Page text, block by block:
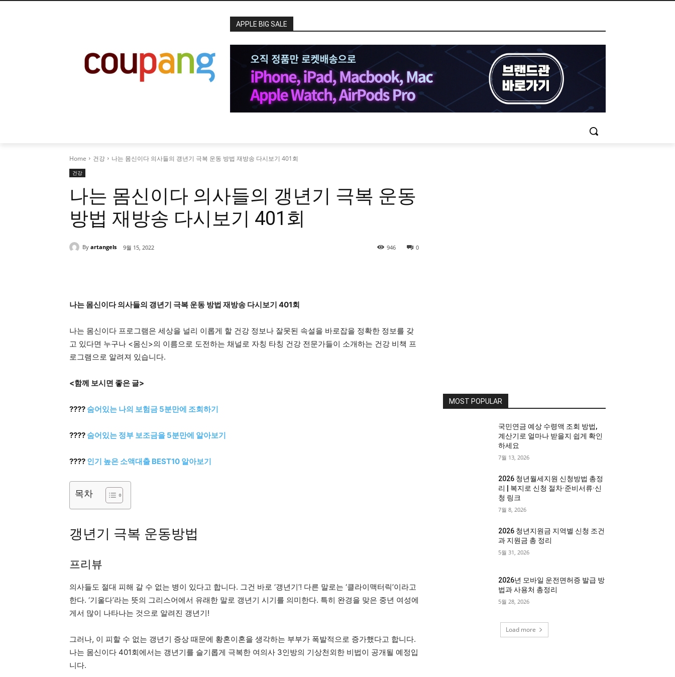
APPLE BIG SALE
Home 건강 나는 몸신이다 의사들의 갱년기 극복 운동 방법 재방송 다시보기 401회
건강
나는 몸신이다 의사들의 갱년기 극복 운동
방법 재방송 다시보기 401회
By artangels 9월 15, 2022 0
946
나는 몸신이다 의사들의 갱년기 극복 운동 방법 재방송 다시보기 401회
나는 몸신이다 프로그램은 세상을 널리 이롭게 할 건강 정보나 잘못된 속설을 바로잡을 정확한 정보를 갖
고 있다면 누구나 <몸신>의 이름으로 도전하는 채널로 자칭 타칭 건강 전문가들이 소개하는 건강 비책 프
로그램으로 알려져 있습니다.
<함께 보시면 좋은 글>
???? 숨어있는 나의 보험금 5분만에 조회하기
???? 숨어있는 정부 보조금을 5분만에 알아보기
???? 인기 높은 소액대출 BEST10 알아보기
목차
갱년기 극복 운동방법
프리뷰
의사들도 절대 피해 갈 수 없는 병이 있다고 합니다. 그건 바로 ‘갱년기’! 다른 말로는 ‘클라이맥터릭’이라고
한다. ‘기울다’라는 뜻의 그리스어에서 유래한 말로 갱년기 시기를 의미한다. 특히 완경을 맞은 중년 여성에
게서 많이 나타나는 것으로 알려진 갱년기!
그러나, 이 피할 수 없는 갱년기 증상 때문에 황혼이혼을 생각하는 부부가 폭발적으로 증가했다고 합니다.
나는 몸신이다 401회에서는 갱년기를 슬기롭게 극복한 여의사 3인방의 기상천외한 비법이 공개될 예정입
니다.
MOST POPULAR
국민연금 예상 수령액 조회 방법,
계산기로 얼마나 받을지 쉽게 확인
하세요
7월 13, 2026
2026 청년월세지원 신청방법 총정
리 | 복지로 신청 절차·준비서류·신
청 링크
7월 8, 2026
2026 청년지원금 지역별 신청 조건
과 지원금 총 정리
5월 31, 2026
2026년 모바일 운전면허증 발급 방
법과 사용처 총정리
5월 28, 2026
Load more